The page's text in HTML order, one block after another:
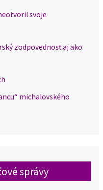
svoje
zodpovednosť aj ako
michalovského
správy